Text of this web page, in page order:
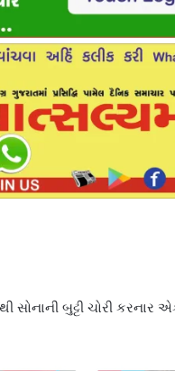
સોનાની બુટ્ટી ચોરી